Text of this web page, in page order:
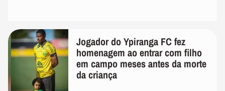
Jogador do Ypiranga FC fez
homenagem ao entrar com filho
em campo meses antes da morte
da criança